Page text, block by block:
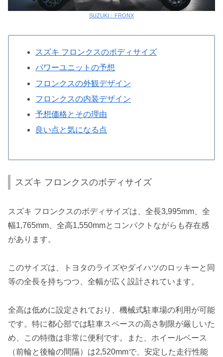
SUZUKI：FRONX
スズキ フロンクスのボディサイズ
パワーユニットの予想
フロンクスの外観デザイン
フロンクスの内装デザイン
予想価格とその理由
良い点と気になる点
スズキ フロンクスのボディサイズ
スズキ フロンクスのボディサイズは、全長3,995mm、全
幅1,765mm、全高1,550mmとコンパクトながらも存在感
があります。
このサイズは、トヨタのライズやダイハツのロッキーと同
等の全長を持ちつつ、全幅が広く設計されています。
全高は低めに設定されており、機械式駐車場の利用が可能
です。特に都心部では駐車スペースの高さ制限が厳しいた
め、この特徴は非常に便利です。また、ホイールベース
（前輪と後輪の間隔）は2,520mmで、安定した走行性能